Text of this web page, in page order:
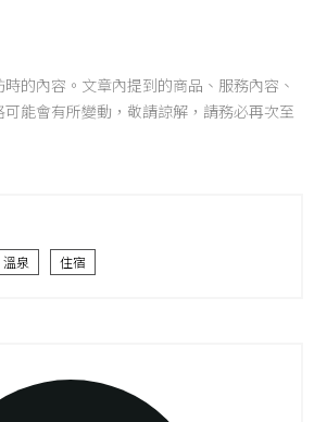
的內容。文章內提到的商品、服務內容、
能會有所變動，敬請諒解，請務必再次至
溫泉 住宿